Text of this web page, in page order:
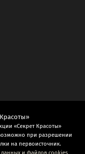
«Секрет Красоты»
при разрешении
на первоисточник.
и файлов cookies